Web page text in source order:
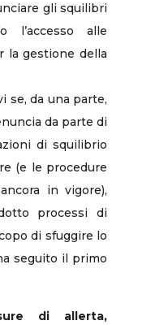
gli squilibri
l’accesso alle
la gestione della
se, da una parte,
da parte di
di squilibrio
(e le procedure
in vigore),
processi di
di sfuggire lo
seguito il primo
di allerta,